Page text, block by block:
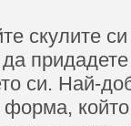
скулите
да
си. Най-
форма,